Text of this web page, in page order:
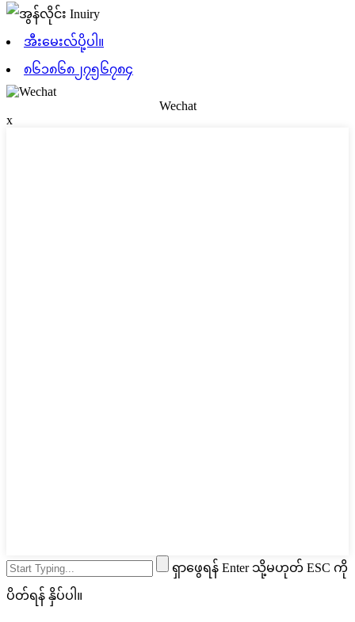
အီးမေးလ်ပို့ပါ။
၈၆၁၈၆၈၂၇၅၆၇၈၄
Wechat
x
ရှာဖွေရန် Enter သို့မဟုတ် ESC ကို
ပိတ်ရန် နှိပ်ပါ။